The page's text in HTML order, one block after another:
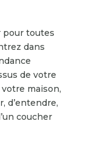
pour toutes
dans
de votre
votre maison,
d’entendre,
coucher